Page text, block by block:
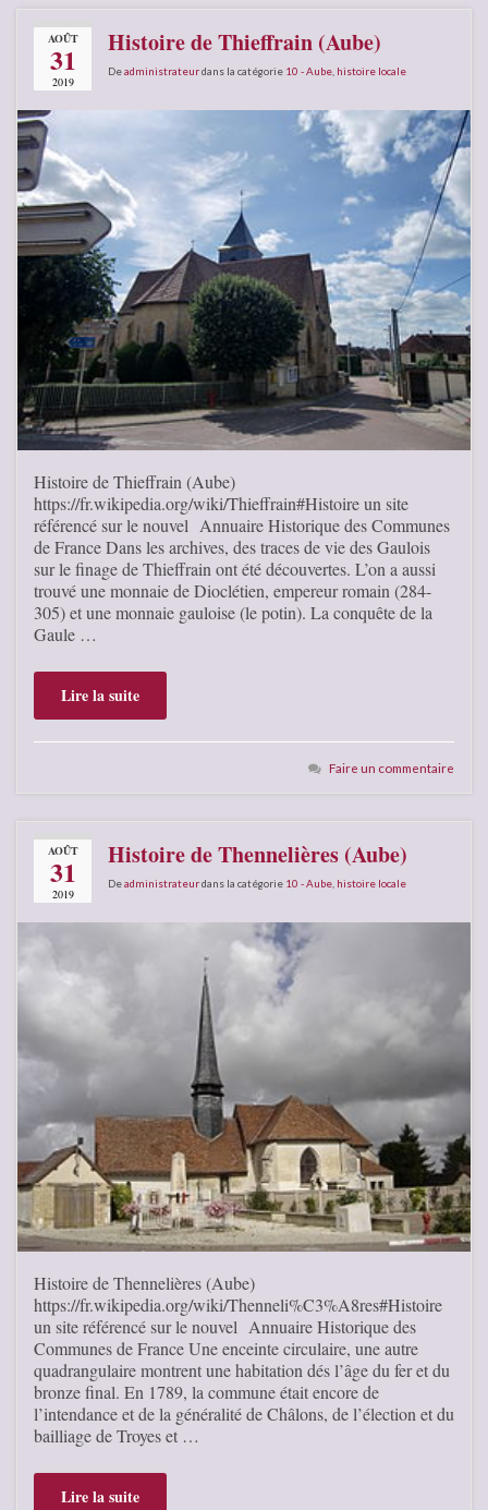
AOÛT
31
2019
Histoire de Thieffrain (Aube)
Deadministrateurdans la catégorie 10 - Aube histoire locale
Histoire de Thieffrain (Aube)
https://fr.wikipedia.org/wiki/Thieffrain#Histoire un site
référencé sur le nouvel Annuaire Historique des Communes
de France Dans les archives, des traces de vie des Gaulois
sur le finage de Thieffrain ont été découvertes. L’on a aussi
trouvé une monnaie de Dioclétien, empereur romain (284-
305) et une monnaie gauloise (le potin). La conquête de la
Gaule …
Lire la suite
Faire un commentaire
AOÛT
31
2019
Histoire de Thennelières (Aube)
Deadministrateurdans la catégorie 10 - Aube, histoire locale
Histoire de Thennelières (Aube)
https://fr.wikipedia.org/wiki/Thenneli%C3%A8res#Histoire
un site référencé sur le nouvel Annuaire Historique des
Communes de France Une enceinte circulaire, une autre
quadrangulaire montrent une habitation dés l’âge du fer et du
bronze final. En 1789, la commune était encore de
l’intendance et de la généralité de Châlons, de l’élection et du
bailliage de Troyes et …
Lire la suite